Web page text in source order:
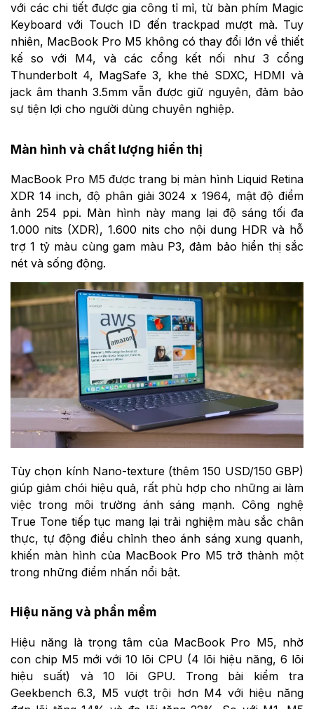
với các chi tiết được gia công tỉ mỉ, từ bàn phím Magic
Keyboard với Touch ID đến trackpad mượt mà. Tuy
nhiên, MacBook Pro M5 không có thay đổi lớn về thiết
kế so với M4, và các cổng kết nối như 3 cổng
Thunderbolt 4, MagSafe 3, khe thẻ SDXC, HDMI và
jack âm thanh 3.5mm vẫn được giữ nguyên, đảm bảo
sự tiện lợi cho người dùng chuyên nghiệp.
Màn hình và chất lượng hiển thị
MacBook Pro M5 được trang bị màn hình Liquid Retina
XDR 14 inch, độ phân giải 3024 x 1964, mật độ điểm
ảnh 254 ppi. Màn hình này mang lại độ sáng tối đa
1.000 nits (XDR), 1.600 nits cho nội dung HDR và hỗ
trợ 1 tỷ màu cùng gam màu P3, đảm bảo hiển thị sắc
nét và sống động.
Tùy chọn kính Nano-texture (thêm 150 USD/150 GBP)
giúp giảm chói hiệu quả, rất phù hợp cho những ai làm
việc trong môi trường ánh sáng mạnh. Công nghệ
True Tone tiếp tục mang lại trải nghiệm màu sắc chân
thực, tự động điều chỉnh theo ánh sáng xung quanh,
khiến màn hình của MacBook Pro M5 trở thành một
trong những điểm nhấn nổi bật.
Hiệu năng và phần mềm
Hiệu năng là trọng tâm của MacBook Pro M5, nhờ
con chip M5 mới với 10 lõi CPU (4 lõi hiệu năng, 6 lõi
hiệu suất) và 10 lõi GPU. Trong bài kiểm tra
Geekbench 6.3, M5 vượt trội hơn M4 với hiệu năng